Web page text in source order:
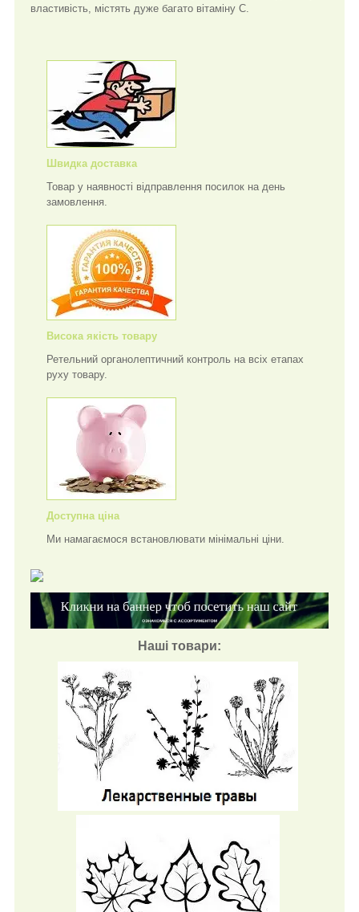
властивість, містять дуже багато вітаміну С.
Швидка доставка
Товар у наявності відправлення посилок на день
замовлення.
Висока якість товару
Ретельний органолептичний контроль на всіх етапах
руху товару.
Доступна ціна
Ми намагаємося встановлювати мінімальні ціни.
Наші товари: